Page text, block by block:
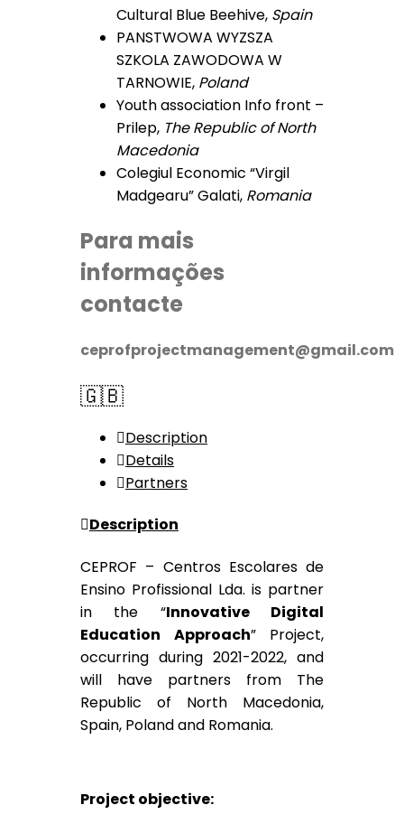
Cultural Blue Beehive, Spain
PANSTWOWA WYZSZA
SZKOLA ZAWODOWA W
TARNOWIE, Poland
Youth association Info front –
Prilep, The Republic of North
Macedonia
Colegiul Economic “Virgil
Madgearu” Galati, Romania
Para mais
informações
contacte
ceprofprojectmanagement@gmail.com
🇬🇧
Description
Details
Partners
Description
CEPROF – Centros Escolares de
Ensino Profissional Lda. is partner
in the “Innovative Digital
Education Approach” Project,
occurring during 2021-2022, and
will have partners from The
Republic of North Macedonia,
Spain, Poland and Romania.
Project objective: